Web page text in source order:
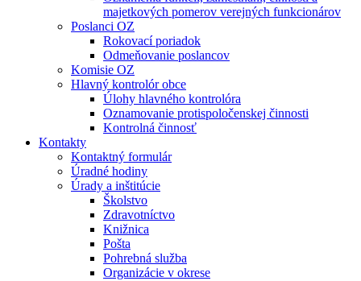
majetkových pomerov verejných funkcionárov
Poslanci OZ
Rokovací poriadok
Odmeňovanie poslancov
Komisie OZ
Hlavný kontrolór obce
Úlohy hlavného kontrolóra
Oznamovanie protispoločenskej činnosti
Kontrolná činnosť
Kontakty
Kontaktný formulár
Úradné hodiny
Úrady a inštitúcie
Školstvo
Zdravotníctvo
Knižnica
Pošta
Pohrebná služba
Organizácie v okrese